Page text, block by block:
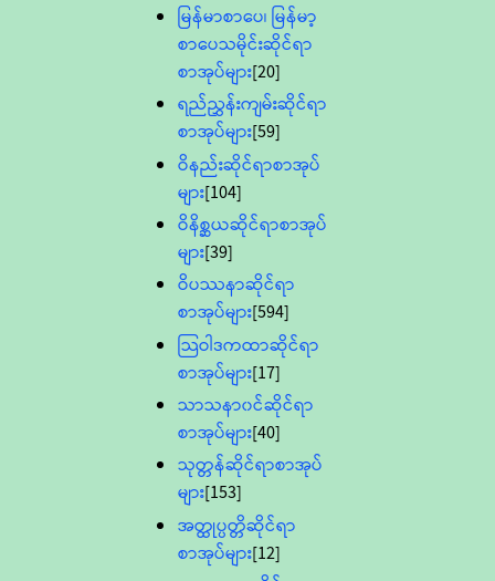
မြန်မာစာပေ၊ မြန်မာ့
စာပေသမိုင်းဆိုင်ရာ
စာအုပ်များ[20]
ရည်ညွှန်းကျမ်းဆိုင်ရာ
စာအုပ်များ[59]
ဝိနည်းဆိုင်ရာစာအုပ်
များ[104]
ဝိနိစ္ဆယဆိုင်ရာစာအုပ်
များ[39]
ဝိပဿနာဆိုင်ရာ
စာအုပ်များ[594]
သြဝါဒကထာဆိုင်ရာ
စာအုပ်များ[17]
သာသနာ၀င်ဆိုင်ရာ
စာအုပ်များ[40]
သုတ္တန်ဆိုင်ရာစာအုပ်
များ[153]
အတ္ထုပ္ပတ္တိဆိုင်ရာ
စာအုပ်များ[12]